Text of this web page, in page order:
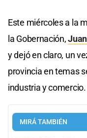
Este miércoles a la
la Gobernación,
y dejó en claro, un
provincia en temas
industria y comercio.
MIRÁ TAMBIÉN